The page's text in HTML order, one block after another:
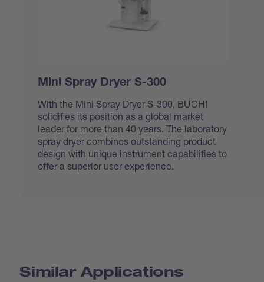
Mini Spray Dryer S-300
With the Mini Spray Dryer S-300, BUCHI
solidifies its position as a global market
leader for more than 40 years. The laboratory
spray dryer combines outstanding product
design with unique instrument capabilities to
offer a superior user experience.
Similar Applications